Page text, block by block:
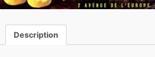
Description